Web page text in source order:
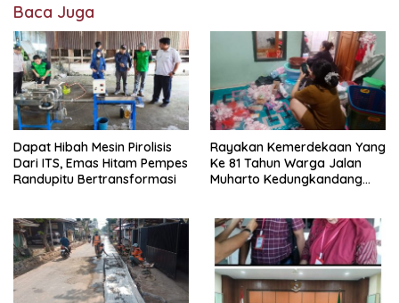
Baca Juga
Dapat Hibah Mesin Pirolisis
Dari ITS, Emas Hitam Pempes
Randupitu Bertransformasi
Rayakan Kemerdekaan Yang
Ke 81 Tahun Warga Jalan
Muharto Kedungkandang